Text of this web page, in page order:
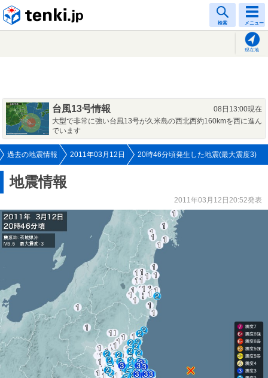
検索 メニュー
現在地
台風13号情報
08日13:00現在
大型で非常に強い台風13号が久米島の西北西約160kmを西に進ん
でいます
過去の地震情報 2011年03月12日 20時46分頃発生した地震(最大震度3)
地震情報
2011年03月12日20:52発表